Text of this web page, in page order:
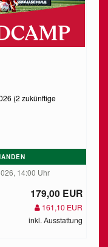
(2 zukünftige
14:00 Uhr
179,00 EUR
161,10 EUR
inkl. Ausstattung